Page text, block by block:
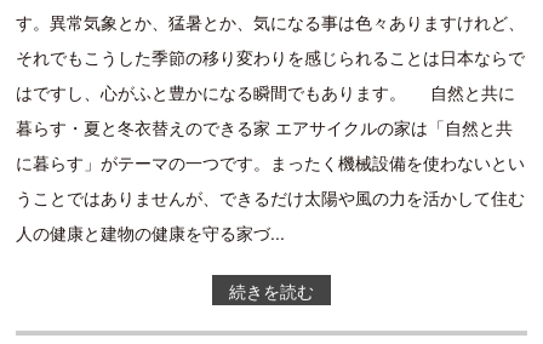
す。異常気象とか、猛暑とか、気になる事は色々ありますけれど、
それでもこうした季節の移り変わりを感じられることは日本ならで
はですし、心がふと豊かになる瞬間でもあります。 自然と共に
暮らす・夏と冬衣替えのできる家 エアサイクルの家は「自然と共
に暮らす」がテーマの一つです。まったく機械設備を使わないとい
うことではありませんが、できるだけ太陽や風の力を活かして住む
人の健康と建物の健康を守る家づ...
続きを読む